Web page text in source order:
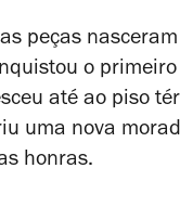
peças
o
até ao piso
uma nova
honras.